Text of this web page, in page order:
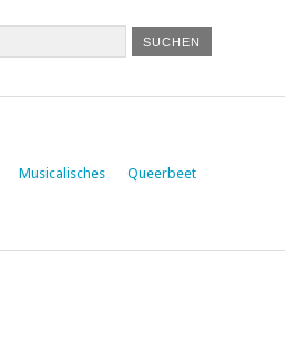
Musicalisches
Queerbeet